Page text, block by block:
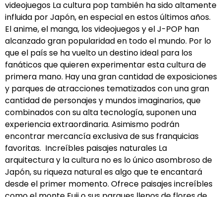
videojuegos La cultura pop también ha sido altamente
influida por Japón, en especial en estos últimos años.
El anime, el manga, los videojuegos y el J-POP han
alcanzado gran popularidad en todo el mundo. Por lo
que el país se ha vuelto un destino ideal para los
fanáticos que quieren experimentar esta cultura de
primera mano. Hay una gran cantidad de exposiciones
y parques de atracciones tematizados con una gran
cantidad de personajes y mundos imaginarios, que
combinados con su alta tecnología, suponen una
experiencia extraordinaria. Asimismo podrán
encontrar mercancía exclusiva de sus franquicias
favoritas. Increíbles paisajes naturales La
arquitectura y la cultura no es lo único asombroso de
Japón, su riqueza natural es algo que te encantará
desde el primer momento. Ofrece paisajes increíbles